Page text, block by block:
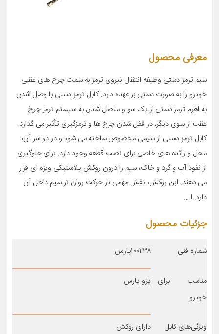
معرفی محصول
سیم ترمز دستی وظیفه انتقال نیروی ترمز به سمت چرخ های عقبی
خودرو را به صورت دستی بر عهده دارد. کابل ترمز دستی با وصل شدن
به اهرم ترمز دستی از یک سو و متصل شدن به سیستم ترمز چرخ
عقب از سوی دیگر، در قفل شدن چرخ ها و ترمزگیری تأثیر می گذارد.
کابل ترمز دستی از سیمی مخصوص ساخته می شود و در دو سر آن،
محل و زائده های خاصی برای نصب قطعه وجود دارد. برای جلوگیری
از نفوذ آب و گرد و خاک، سیم را درون روکش پلاستیکی ویژه ای قرار
می دهند. این روکش، نقش مهمی در حرکت روان تر سیم داخل آن
دارد. ا …
جزئیات محصول
شماره فنی ۱۰۰۲۳۸پارس
مناسب برای
خودرو
پژو پارس
ویژگی‌های کابل دارای روکش